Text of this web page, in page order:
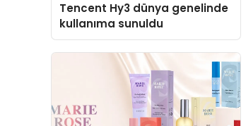
Tencent Hy3 dünya genelinde
kullanıma sunuldu